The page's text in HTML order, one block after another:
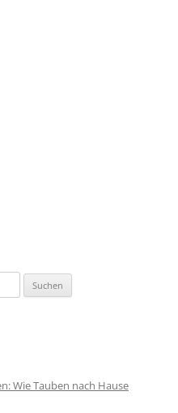
Wie Tauben nach Hause